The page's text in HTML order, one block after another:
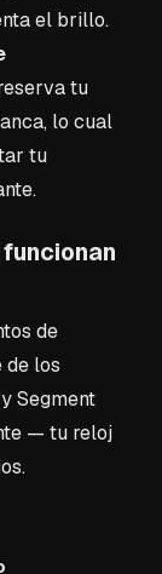
el brillo.
tu
lo cual
tu
de
de los
Segment
— tu reloj